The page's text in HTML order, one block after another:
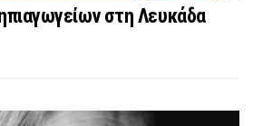
στη Λευκάδα